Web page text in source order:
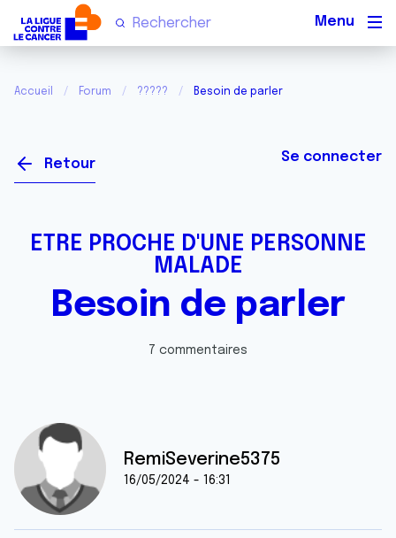
Accueil Forum ????? Besoin de parler
Retour Se connecter
ETRE PROCHE D'UNE PERSONNE
MALADE
Besoin de parler
7 commentaires
RemiSeverine5375
16/05/2024 - 16:31